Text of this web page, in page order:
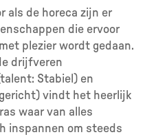
als de horeca zijn er
die ervoor
plezier wordt gedaan.
drijfveren
Stabiel) en
vindt het heerlijk
waar van alles
inspannen om steeds